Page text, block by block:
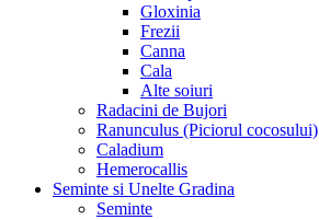
Gloxinia
Frezii
Canna
Cala
Alte soiuri
Radacini de Bujori
Ranunculus (Piciorul cocosului)
Caladium
Hemerocallis
Seminte si Unelte Gradina
Seminte